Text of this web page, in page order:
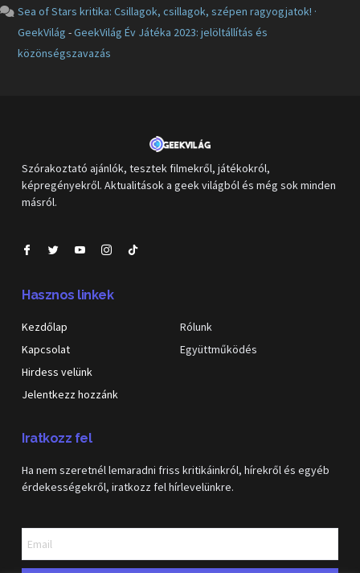
Sea of Stars kritika: Csillagok, csillagok, szépen ragyogjatok! ·
GeekVilág -GeekVilág Év Játéka 2023: jelöltállítás és
közönségszavazás
Szórakoztató ajánlók, tesztek filmekről, játékokról,
képregényekről. Aktualitások a geek világból és még sok minden
másról.
Hasznos linkek
Kezdőlap
Kapcsolat
Hirdess velünk
Jelentkezz hozzánk
Rólunk
Együttműködés
Iratkozz fel
Ha nem szeretnél lemaradni friss kritikáinkról, hírekről és egyéb
érdekességekről, iratkozz fel hírlevelünkre.